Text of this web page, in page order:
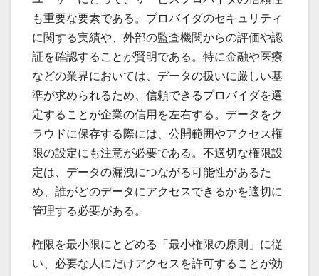
も重要な要素である。プロバイダのセキュリティ
に関する実績や、外部の監査機関からの評価や認
証を確認することが賢明である。特に金融や医療
などの業界においては、データの扱いに厳しい基
準が求められるため、信頼できるプロバイダを選
定することが企業の信用を左右する。データをク
ラウドに保存する際には、公開範囲やアクセス権
限の設定にも注意が必要である。不適切な権限設
定は、データの漏洩につながる可能性があるた
め、誰がどのデータにアクセスできるかを適切に
管理する必要がある。
権限を最小限にとどめる「最小権限の原則」に従
い、必要な人にだけアクセスを許可することが効